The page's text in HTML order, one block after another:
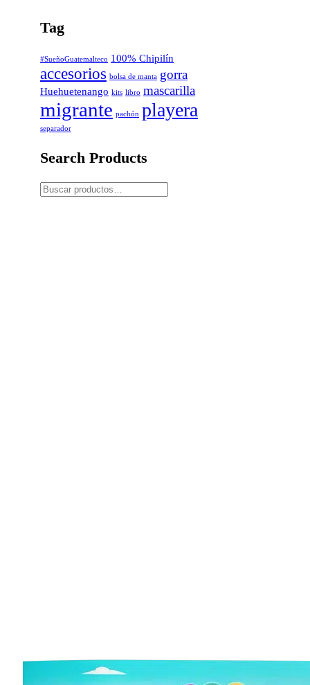
Tag
#SueñoGuatemalteco 100% Chipilín
accesorios bolsa de manta gorra
Huehuetenango kits libro mascarilla
migrante pachón playera
separador
Search Products
Buscar
por: